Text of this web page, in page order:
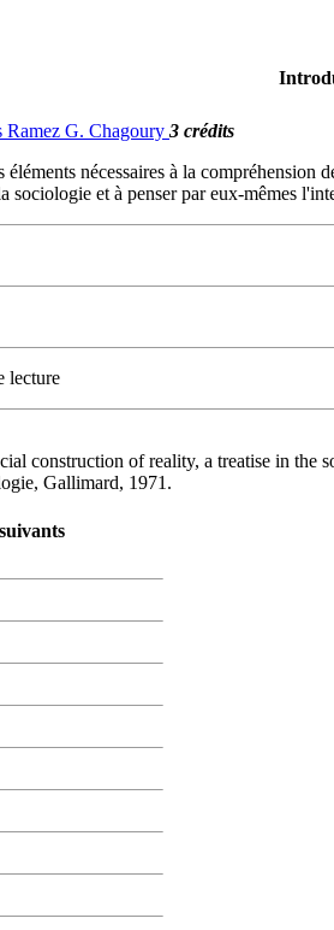
Ramez G. Chagoury 3 crédits
nécessaires à la
sociologie et à penser par eux-mêmes
lecture
construction of reality, a treatise in
Gallimard, 1971.